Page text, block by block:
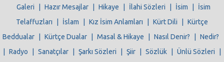
Galeri
Hazır Mesajlar Hikaye İlahi Sözleri İsim
İsim
Telaffuzları
İslam Kız İsim Anlamları Kürt Dili
Kürtçe
Beddualar
Kürtçe Dualar Masal & Hikaye Nasıl Denir?
Nedir?
Radyo Sanatçılar Şarkı Sözleri Şiir Sözlük Ünlü Sözleri